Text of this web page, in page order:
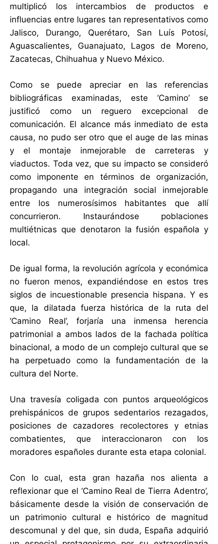
multiplicó los intercambios de productos e
influencias entre lugares tan representativos como
Jalisco, Durango, Querétaro, San Luís Potosí,
Aguascalientes, Guanajuato, Lagos de Moreno,
Zacatecas, Chihuahua y Nuevo México.
Como se puede apreciar en las referencias
bibliográficas examinadas, este ‘Camino’ se
justificó como un reguero excepcional de
comunicación. El alcance más inmediato de esta
causa, no pudo ser otro que el auge de las minas
y el montaje inmejorable de carreteras y
viaductos. Toda vez, que su impacto se consideró
como imponente en términos de organización,
propagando una integración social inmejorable
entre los numerosísimos habitantes que allí
concurrieron. Instaurándose poblaciones
multiétnicas que denotaron la fusión española y
local.
De igual forma, la revolución agrícola y económica
no fueron menos, expandiéndose en estos tres
siglos de incuestionable presencia hispana. Y es
que, la dilatada fuerza histórica de la ruta del
‘Camino Real’, forjaría una inmensa herencia
patrimonial a ambos lados de la fachada política
binacional, a modo de un complejo cultural que se
ha perpetuado como la fundamentación de la
cultura del Norte.
Una travesía coligada con puntos arqueológicos
prehispánicos de grupos sedentarios rezagados,
posiciones de cazadores recolectores y etnias
combatientes, que interaccionaron con los
moradores españoles durante esta etapa colonial.
Con lo cual, esta gran hazaña nos alienta a
reflexionar que el ‘Camino Real de Tierra Adentro’,
básicamente desde la visión de conservación de
un patrimonio cultural e histórico de magnitud
descomunal y del que, sin duda, España adquirió